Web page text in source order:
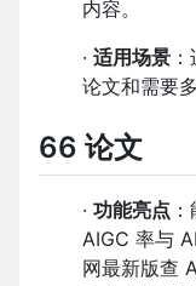
内容。
· 适用场景
论文和需要
66 论文
· 功能亮点
AIGC 率与
网最新版查